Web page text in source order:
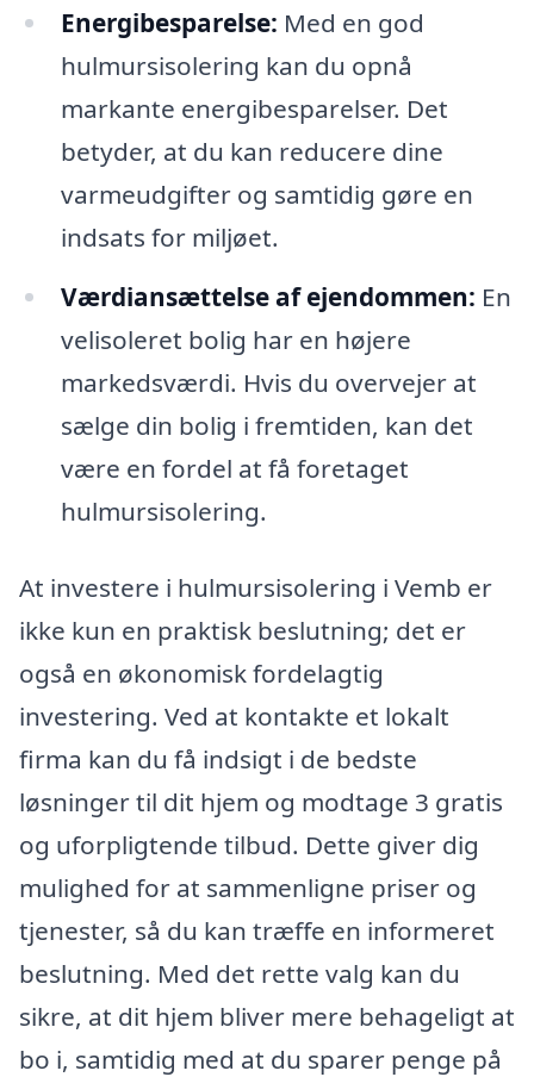
Energibesparelse: Med en god
hulmursisolering kan du opnå
markante energibesparelser. Det
betyder, at du kan reducere dine
varmeudgifter og samtidig gøre en
indsats for miljøet.
Værdiansættelse af ejendommen: En
velisoleret bolig har en højere
markedsværdi. Hvis du overvejer at
sælge din bolig i fremtiden, kan det
være en fordel at få foretaget
hulmursisolering.
At investere i hulmursisolering i Vemb er
ikke kun en praktisk beslutning; det er
også en økonomisk fordelagtig
investering. Ved at kontakte et lokalt
firma kan du få indsigt i de bedste
løsninger til dit hjem og modtage 3 gratis
og uforpligtende tilbud. Dette giver dig
mulighed for at sammenligne priser og
tjenester, så du kan træffe en informeret
beslutning. Med det rette valg kan du
sikre, at dit hjem bliver mere behageligt at
bo i, samtidig med at du sparer penge på